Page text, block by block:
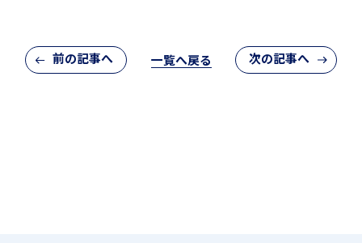
前の記事へ 一覧へ戻る 次の記事へ